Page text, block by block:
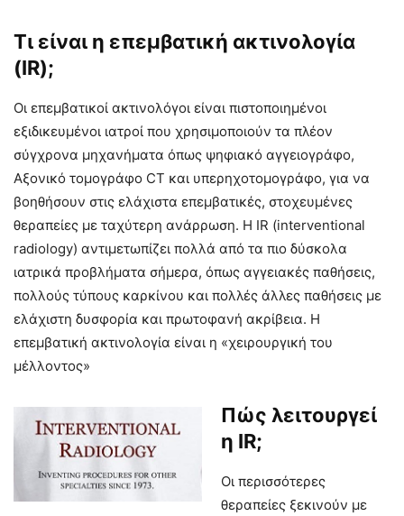
Τι είναι η επεμβατική ακτινολογία
(IR);
Οι επεμβατικοί ακτινολόγοι είναι πιστοποιημένοι
εξιδικευμένοι ιατροί που χρησιμοποιούν τα πλέον
σύγχρονα μηχανήματα όπως ψηφιακό αγγειογράφο,
Αξονικό τομογράφο CT και υπερηχοτομογράφο, για να
βοηθήσουν στις ελάχιστα επεμβατικές, στοχευμένες
θεραπείες με ταχύτερη ανάρρωση. Η IR (interventional
radiology) αντιμετωπίζει πολλά από τα πιο δύσκολα
ιατρικά προβλήματα σήμερα, όπως αγγειακές παθήσεις,
πολλούς τύπους καρκίνου και πολλές άλλες παθήσεις με
ελάχιστη δυσφορία και πρωτοφανή ακρίβεια. Η
επεμβατική ακτινολογία είναι η «χειρουργική του
μέλλοντος»
Πώς λειτουργεί
η IR;
Οι περισσότερες
θεραπείες ξεκινούν με